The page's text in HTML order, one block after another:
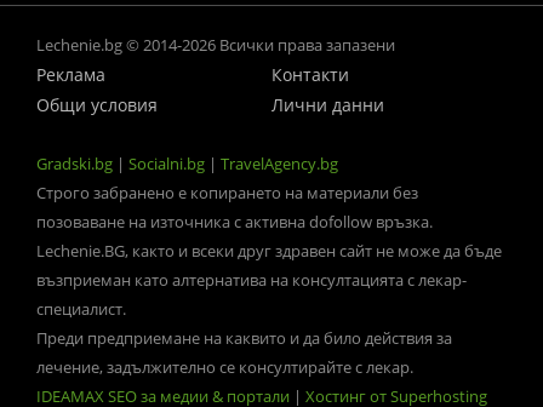
Lechenie.bg © 2014-2026 Всички права запазени
Реклама
Контакти
Общи условия
Лични данни
Gradski.bg | Socialni.bg | TravelAgency.bg
Строго забранено е копирането на материали без
позоваване на източника с активна dofollow връзка.
Lechenie.BG, както и всеки друг здравен сайт не може да бъде
възприеман като алтернатива на консултацията с лекар-
специалист.
Преди предприемане на каквито и да било действия за
лечение, задължително се консултирайте с лекар.
IDEAMAX SEO за медии & портали | Хостинг от Superhosting